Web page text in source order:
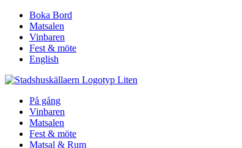
Boka Bord
Matsalen
Vinbaren
Fest & möte
English
På gång
Vinbaren
Matsalen
Fest & möte
Matsal & Rum